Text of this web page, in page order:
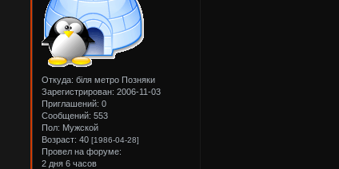
Откуда: біля метро Позняки
Зарегистрирован: 2006-11-03
Приглашений: 0
Сообщений: 553
Пол: Мужской
Возраст: 40[1986-04-28]
Провел на форуме:
2 дня 6 часов